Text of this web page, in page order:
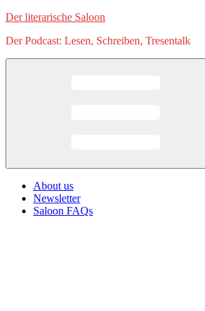
Zum
springen
Der literarische Saloon
Der Podcast: Lesen, Schreiben, Tresentalk
About us
Newsletter
Saloon FAQs